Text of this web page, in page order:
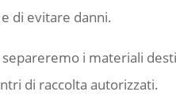
di evitare danni.
i materiali
di raccolta autorizzati.